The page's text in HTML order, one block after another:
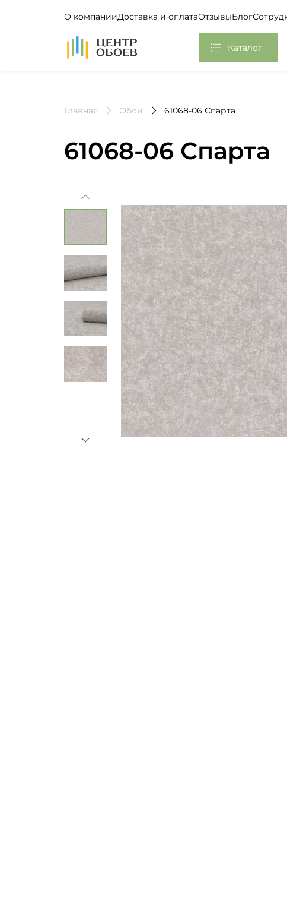
О компанииДоставка и оплатаОтзывыБлог
На Главную
Каталог
Фотообои, Панно
Самоклеющаяся пленка
Стикеры
Главная Обои 61068-06 Спарта
61068-06 Спарта